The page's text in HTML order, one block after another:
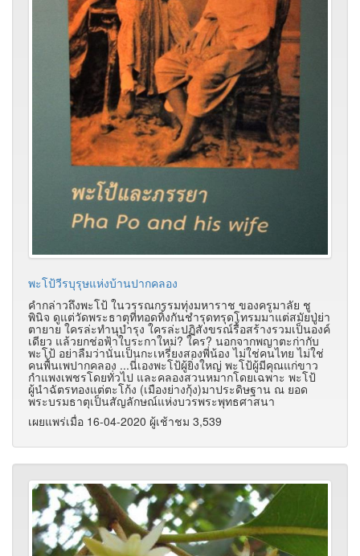
พะโป้วีรบุรุษแห่งบ้านปากคลอง
คำกล่าวถึงพะโป้ ในวรรณกรรมทุ่งมหาราช ของครูมาลัย ชู
พินิจ ดูแต่วัดพระธาตุที่ทอดทิ้งกันชำรุดทรุดโทรมมาแต่สมัยปู่ย่า
ตายาย ใครล่ะทำนุบำรุง ใครล่ะปฏิสังขรณ์รื้อสร้างรวมเป็นองค์
เดียว แล้วยกช่อฟ้าใบระกาใหม่? ใคร? นอกจากพญาตะก่ากับ
พะโป้ อย่าลืมว่านั่นเป็นกะเหรี่ยงสองพี่น้อง ไม่ใช่คนไทย ไม่ใช่
คนพื้นเพปากคลอง ...นี่เองพะโป้ผู้ยิ่งใหญ่ พะโป้ผู้มีคุณแก่ขาว
กำแพงเพชรโดยทั่วไป และคลองสวนหมากโดยเฉพาะ พะโป้
ผู้นำฉัตรทองแต่ตะโก้ง (เมืองย่างกุ้ง)มาประดิษฐาน ณ ยอด
พระบรมธาตุเป็นสัญลักษณ์แห่งบวรพระพุทธศาสนา
เผยแพร่เมื่อ 16-04-2020 ผู้เช้าชม 3,539